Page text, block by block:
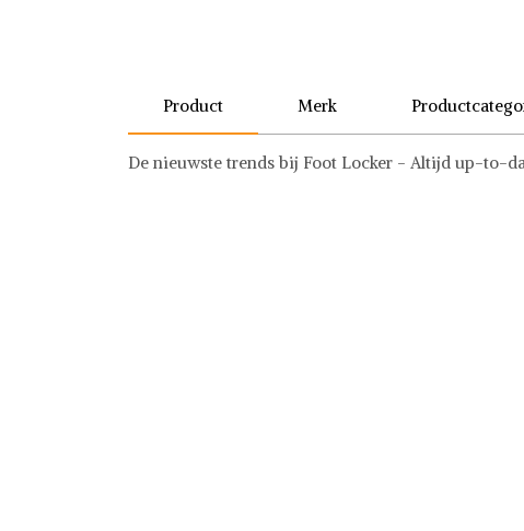
Product Merk
De nieuwste trends bij Foot Locker - Altijd up-to-